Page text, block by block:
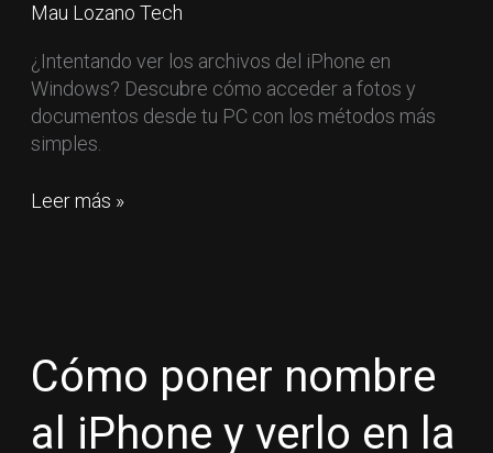
Mau Lozano Tech
¿Intentando ver los archivos del iPhone en
Windows? Descubre cómo acceder a fotos y
documentos desde tu PC con los métodos más
simples.
Leer más »
Cómo poner nombre
al iPhone y verlo en la
nombre
al
iPhone
y